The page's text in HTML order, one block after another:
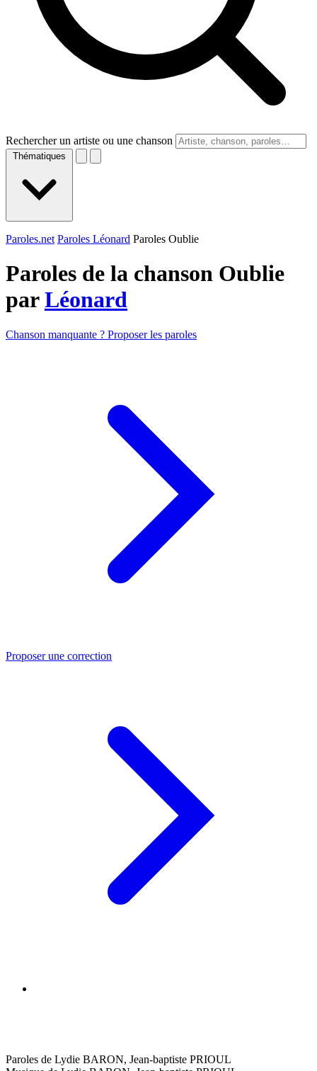
Rechercher un artiste ou une chanson
Thématiques
Paroles.net Paroles Léonard Paroles Oublie
Paroles de la chanson Oublie
parLéonard
Chanson manquante ? Proposer les paroles
Proposer une correction
Paroles de Lydie BARON, Jean-baptiste PRIOUL